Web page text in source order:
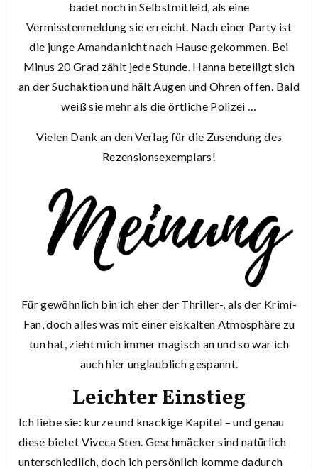
badet noch in Selbstmitleid, als eine
Vermisstenmeldung sie erreicht. Nach einer Party ist
die junge Amanda nicht nach Hause gekommen. Bei
Minus 20 Grad zählt jede Stunde. Hanna beteiligt sich
an der Suchaktion und hält Augen und Ohren offen. Bald
weiß sie mehr als die örtliche Polizei …
Vielen Dank an den Verlag für die Zusendung des
Rezensionsexemplars!
Für gewöhnlich bin ich eher der Thriller-, als der Krimi-
Fan, doch alles was mit einer eiskalten Atmosphäre zu
tun hat, zieht mich immer magisch an und so war ich
auch hier unglaublich gespannt.
Leichter Einstieg
Ich liebe sie: kurze und knackige Kapitel – und genau
diese bietet Viveca Sten. Geschmäcker sind natürlich
unterschiedlich, doch ich persönlich komme dadurch